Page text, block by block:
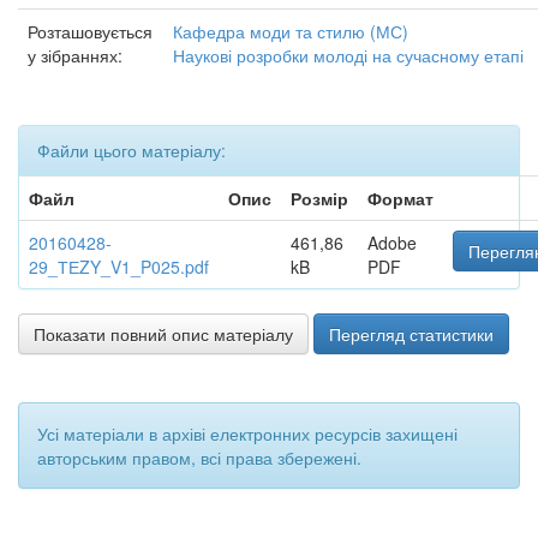
Розташовується
у зібраннях:
Кафедра моди та стилю (МС)
Наукові розробки молоді на сучасному етапі
Файли цього матеріалу:
Файл
Опис Розмір
Формат
20160428-
29_ТЕZY_V1_P025.pdf
461,86
kB
Adobe
PDF
Показати повний опис матеріалу Перегляд статистики
Усі матеріали в архіві електронних ресурсів захищені
авторським правом, всі права збережені.